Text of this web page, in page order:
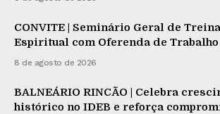
CONVITE | Seminário Geral de
Espiritual com Oferenda de Trabalho
8 de agosto de 2026
BALNEÁRIO RINCÃO | Celebra
histórico no IDEB e reforça